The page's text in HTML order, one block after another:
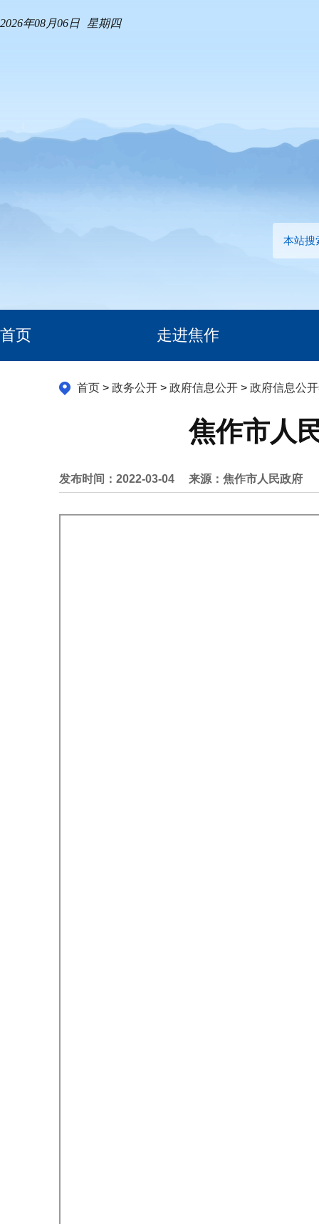
2026年08月06日 星期四
本站搜
首页 走进焦作
首页> 政务公开> 政府信息公开> 政府信息公
焦作市人
发布时间：2022-03-04 来源：焦作市人民政府